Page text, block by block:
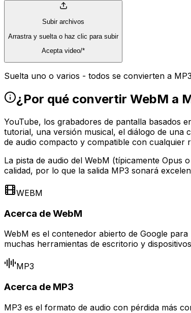
Subir archivos
Arrastra y suelta o haz clic para subir
Acepta video/*
Suelta uno o varios - todos se convierten a
¿Por qué convertir WebM a
YouTube, los grabadores de pantalla basados
tutorial, una versión musical, el diálogo de una
de audio compacto y compatible con cualquier
La pista de audio del WebM (típicamente
calidad, por lo que la salida MP3 sonará
WEBM
Acerca de WebM
WebM es el contenedor abierto de Google
muchas herramientas de escritorio y
MP3
Acerca de MP3
MP3 es el formato de audio con pérdida más